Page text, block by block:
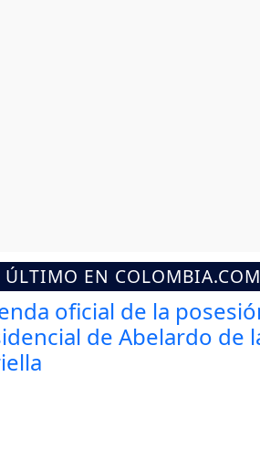
ÚLTIMO EN COLOMBIA.COM